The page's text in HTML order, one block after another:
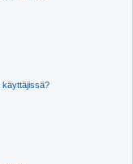
käyttäjissä?